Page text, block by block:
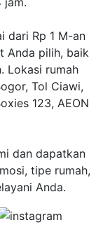
dari Rp 1 M-an
Anda pilih, baik
Lokasi rumah
Tol Ciawi,
123, AEON
dan dapatkan
tipe rumah,
Anda.